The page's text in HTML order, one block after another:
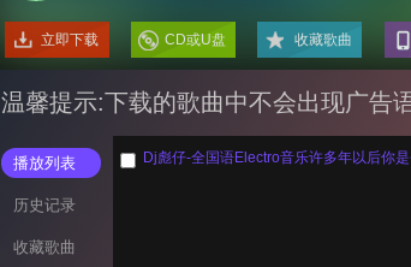
立即下载 CD或U盘 收藏歌曲
温馨提示:下载的歌曲中不会出现广告
播放列表
历史记录
收藏歌曲
Dj彪仔-全国语Electro音乐许多年以后你